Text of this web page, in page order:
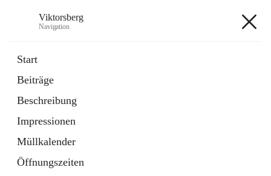
Viktorsberg
Navigation
Start
Beiträge
Beschreibung
Impressionen
Müllkalender
Öffnungszeiten
1 Schnellzugriff
Bürgerservice
10 Schnellzugriffe